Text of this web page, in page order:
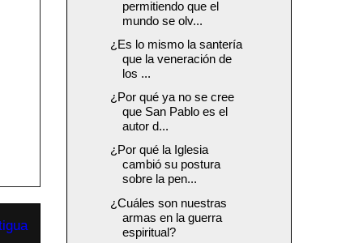
permitiendo que el
mundo se olv...
¿Es lo mismo la santería
que la veneración de
los ...
¿Por qué ya no se cree
que San Pablo es el
autor d...
¿Por qué la Iglesia
cambió su postura
sobre la pen...
¿Cuáles son nuestras
armas en la guerra
espiritual?